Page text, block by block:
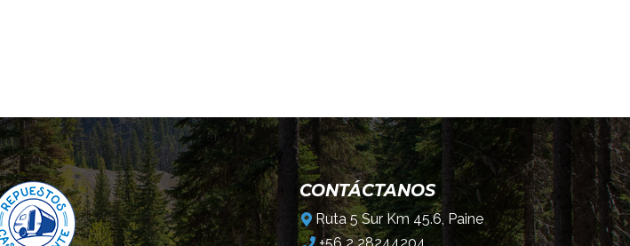
CONTÁCTANOS
Ruta 5 Sur Km 45.6, Paine